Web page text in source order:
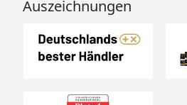
Auszeichnungen